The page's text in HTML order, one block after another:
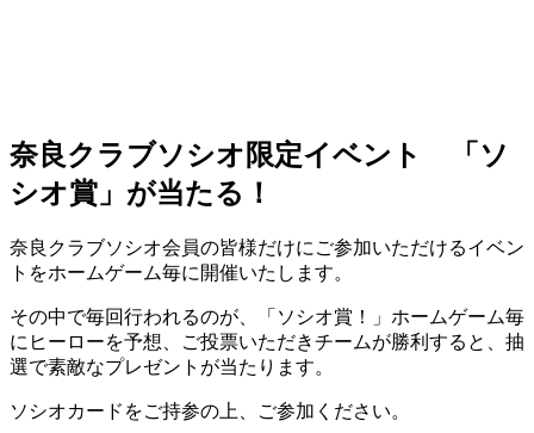
奈良クラブソシオ限定イベント 「ソ
シオ賞」が当たる！
奈良クラブソシオ会員の皆様だけにご参加いただけるイベン
トをホームゲーム毎に開催いたします。
その中で毎回行われるのが、「ソシオ賞！」ホームゲーム毎
にヒーローを予想、ご投票いただきチームが勝利すると、抽
選で素敵なプレゼントが当たります。
ソシオカードをご持参の上、ご参加ください。